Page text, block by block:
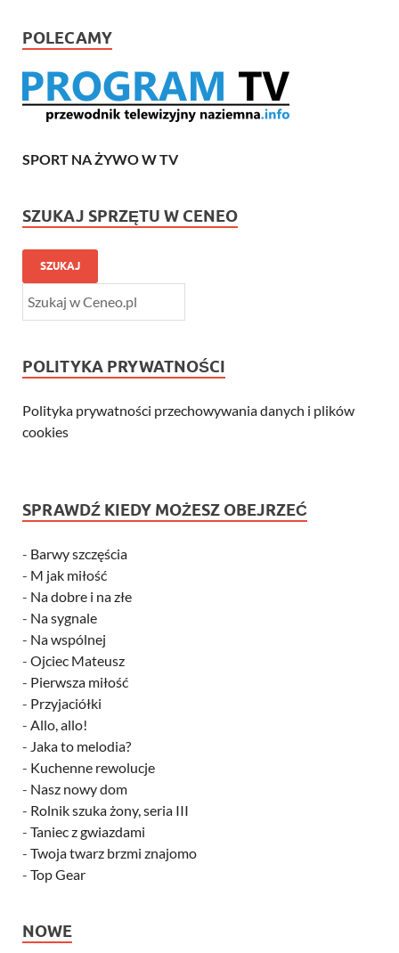
POLECAMY
SPORT NA ŻYWO W TV
SZUKAJ SPRZĘTU W CENEO
SZUKAJ
POLITYKA PRYWATNOŚCI
Polityka prywatności przechowywania danych i plików
cookies
SPRAWDŹ KIEDY MOŻESZ OBEJRZEĆ
- Barwy szczęścia
- M jak miłość
- Na dobre i na złe
- Na sygnale
- Na wspólnej
- Ojciec Mateusz
- Pierwsza miłość
- Przyjaciółki
- Allo, allo!
- Jaka to melodia?
- Kuchenne rewolucje
- Nasz nowy dom
- Rolnik szuka żony, seria III
- Taniec z gwiazdami
- Twoja twarz brzmi znajomo
- Top Gear
NOWE